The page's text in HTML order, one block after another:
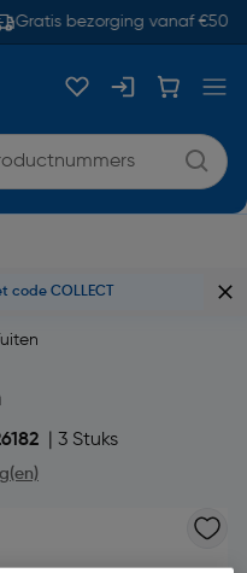
Gratis bezorging vanaf €50
COLLECT
| 3 Stuks